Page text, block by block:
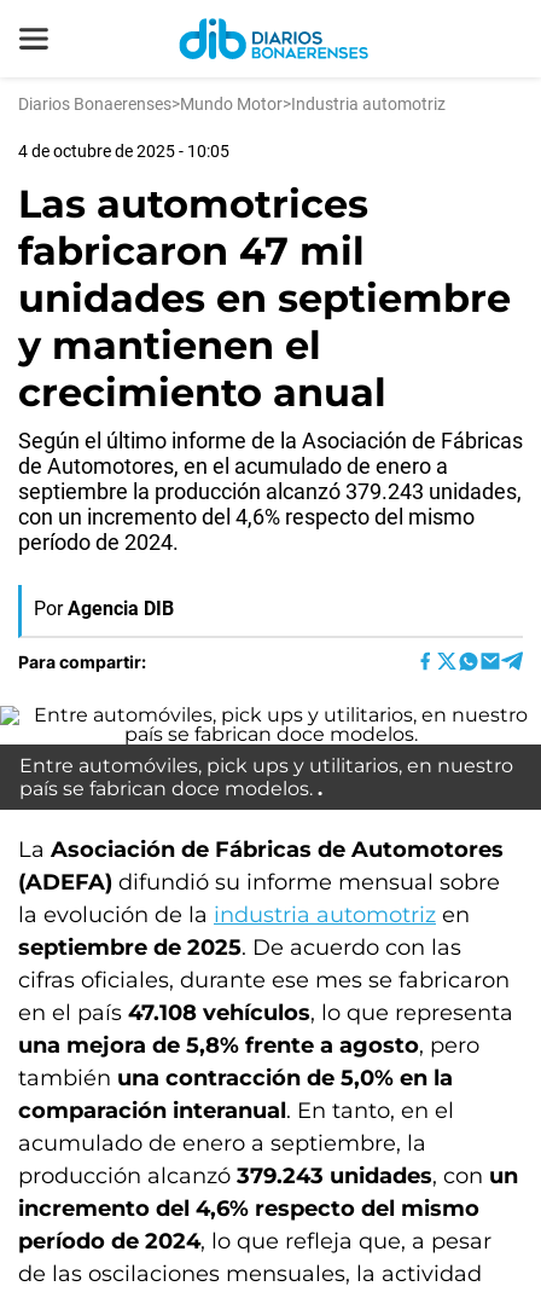
Diarios Bonaerenses>Mundo Motor>Industria automotriz
4 de octubre de 2025 - 10:05
Las automotrices
fabricaron 47 mil
unidades en septiembre
y mantienen el
crecimiento anual
Según el último informe de la Asociación de Fábricas
de Automotores, en el acumulado de enero a
septiembre la producción alcanzó 379.243 unidades,
con un incremento del 4,6% respecto del mismo
período de 2024.
Por Agencia DIB
Para compartir:
Entre automóviles, pick ups y utilitarios, en nuestro
país se fabrican doce modelos.
La Asociación de Fábricas de Automotores
(ADEFA) difundió su informe mensual sobre
la evolución de la industria automotriz en
septiembre de 2025. De acuerdo con las
cifras oficiales, durante ese mes se fabricaron
en el país 47.108 vehículos, lo que representa
una mejora de 5,8% frente a agosto, pero
también una contracción de 5,0% en la
comparación interanual. En tanto, en el
acumulado de enero a septiembre, la
producción alcanzó 379.243 unidades, con un
incremento del 4,6% respecto del mismo
período de 2024, lo que refleja que, a pesar
de las oscilaciones mensuales, la actividad